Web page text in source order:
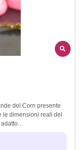
del Corn presente
le dimensioni reali del
adatto…